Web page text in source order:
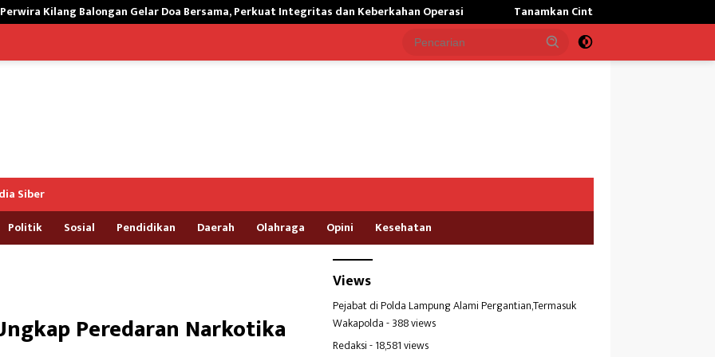
Gelar Doa Bersama, Perkuat Integritas dan Keberkahan Operasi Tanamkan Cinta Tanah Air,Personil Nanggala Bekali Wasbang
Siber
Politik Sosial Pendidikan Daerah Olahraga Opini Kesehatan
Peredaran Narkotika
Views
Pejabat di Polda Lampung Alami Pergantian,Termasuk
Wakapolda- 388 views
Redaksi- 18,581 views